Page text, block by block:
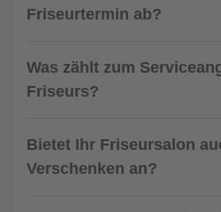
Friseurtermin ab?
Was zählt zum
Friseurs?
Bietet Ihr Friseursalon
Verschenken an?